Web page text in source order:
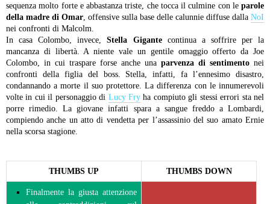
sequenza molto forte e abbastanza triste, che tocca il culmine con le parole
della madre di Omar , offensive sulla base delle calunnie diffuse dalla NoI
nei confronti di Malcolm.
In casa Colombo, invece,Stella Gigantecontinua a soffrire per la
mancanza di libertà. A niente vale un gentile omaggio offerto da Joe
Colombo, in cui traspare forse anche una parvenza di sentimento nei
confronti della figlia del boss. Stella, infatti, fa l’ennesimo disastro,
condannando a morte il suo protettore. La differenza con le innumerevoli
volte in cui il personaggio di Lucy Fry ha compiuto gli stessi errori sta nel
porre rimedio. La giovane infatti spara a sangue freddo a Lombardi,
compiendo anche un atto di vendetta per l’assassinio del suo amato Ernie
nella scorsa stagione.
THUMBS UP THUMBS DOWN
Finalmente la giusta attenzione